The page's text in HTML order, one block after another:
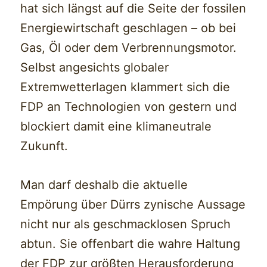
hat sich längst auf die Seite der fossilen
Energiewirtschaft geschlagen – ob bei
Gas, Öl oder dem Verbrennungsmotor.
Selbst angesichts globaler
Extremwetterlagen klammert sich die
FDP an Technologien von gestern und
blockiert damit eine klimaneutrale
Zukunft.
Man darf deshalb die aktuelle
Empörung über Dürrs zynische Aussage
nicht nur als geschmacklosen Spruch
abtun. Sie offenbart die wahre Haltung
der FDP zur größten Herausforderung